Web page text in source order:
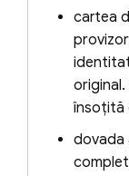
art. 17^1
după
instanţa
rămasă
începute
cartea
însoţită
dovada